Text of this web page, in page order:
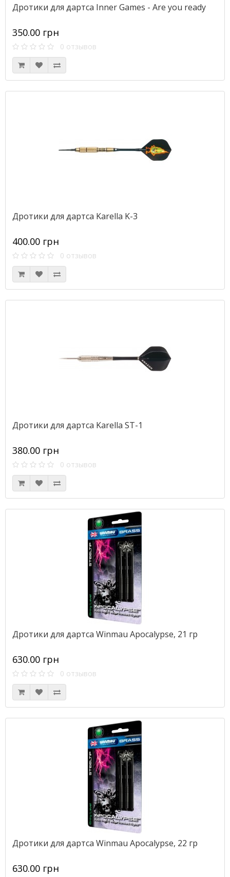
Дротики для дартса Inner Games - Are you ready
350.00 грн
0 отзывов
Дротики для дартса Karella K-3
400.00 грн
0 отзывов
Дротики для дартса Karella ST-1
380.00 грн
0 отзывов
Дротики для дартса Winmau Apocalypse, 21 гр
630.00 грн
0 отзывов
Дротики для дартса Winmau Apocalypse, 22 гр
630.00 грн